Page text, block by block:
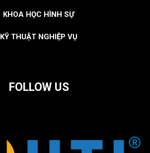
KHOA HỌC HÌNH SỰ
KỸ THUẬT NGHIỆP VỤ
FOLLOW US